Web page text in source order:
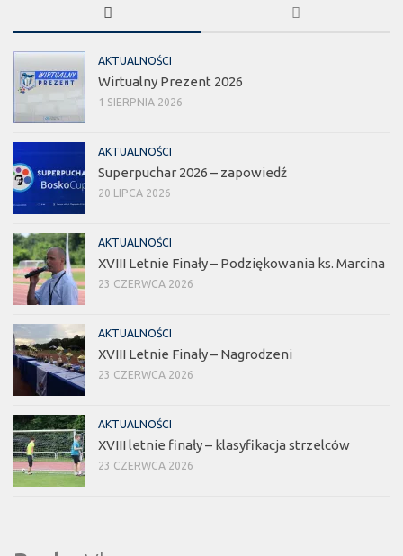
AKTUALNOŚCI
Wirtualny Prezent 2026
1 SIERPNIA 2026
AKTUALNOŚCI
Superpuchar 2026 – zapowiedź
20 LIPCA 2026
AKTUALNOŚCI
XVIII Letnie Finały – Podziękowania ks. Marcina
23 CZERWCA 2026
AKTUALNOŚCI
XVIII Letnie Finały – Nagrodzeni
23 CZERWCA 2026
AKTUALNOŚCI
XVIII letnie finały – klasyfikacja strzelców
23 CZERWCA 2026